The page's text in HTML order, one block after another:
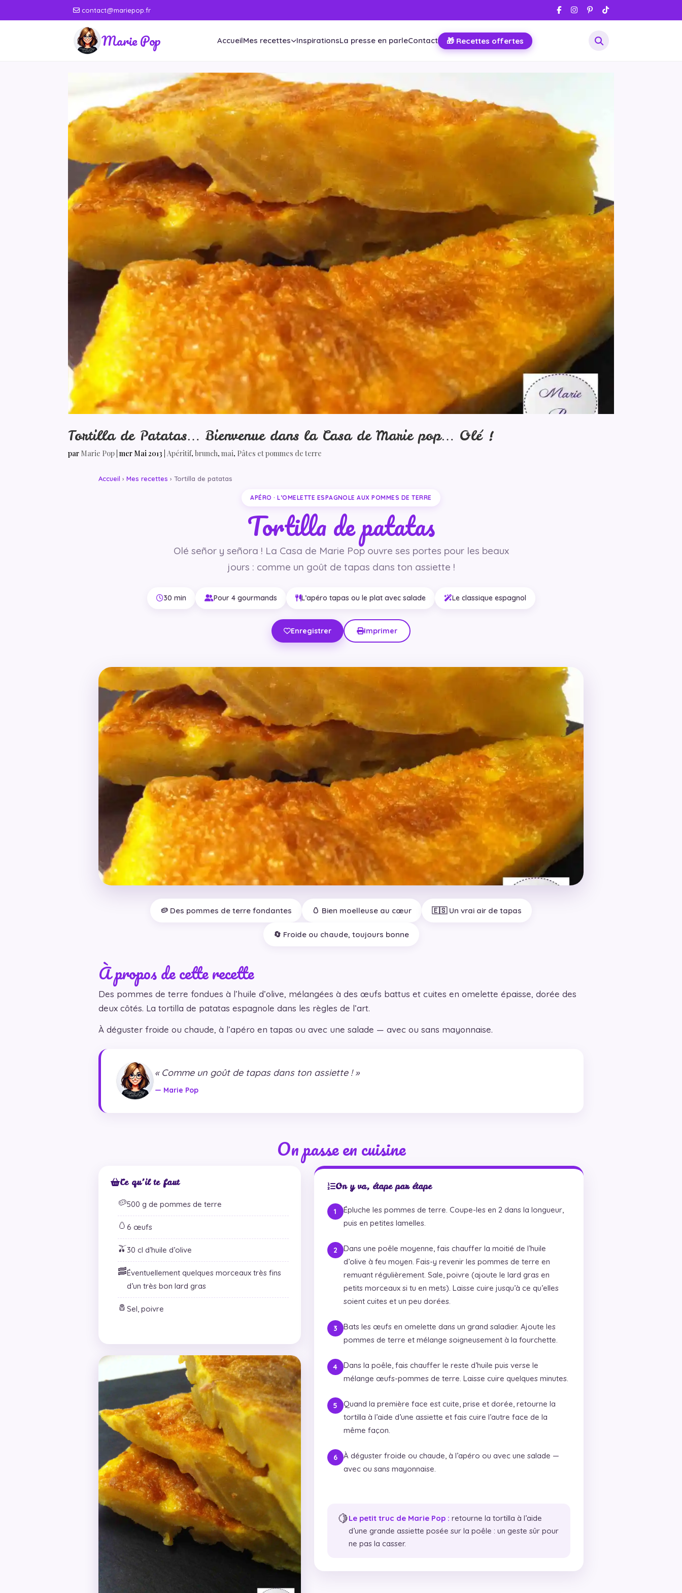
contact@mariepop.fr
Marie Pop AccueilMes recettes InspirationsLa presse en parleContact 🎁 Recettes offertes
Tortilla de Patatas… Bienvenue dans la Casa de Marie pop… Olé !
par Marie Pop |mer Mai 2013 |Apéritif,brunch,mai, Pâtes et pommes de terre
Accueil › Mes recettes › Tortilla de patatas
APÉRO · L’OMELETTE ESPAGNOLE AUX POMMES DE TERRE
Tortilla de patatas
Olé señor y señora ! La Casa de Marie Pop ouvre ses portes pour les beaux
jours : comme un goût de tapas dans ton assiette !
30 min Pour 4 gourmands L’apéro tapas ou le plat avec salade Le classique espagnol
Enregistrer Imprimer
🥔 Des pommes de terre fondantes 🥚 Bien moelleuse au cœur 🇪🇸 Un vrai air de tapas
🔄 Froide ou chaude, toujours bonne
À propos de cette recette
Des pommes de terre fondues à l’huile d’olive, mélangées à des œufs battus et cuites en omelette épaisse, dorée des
deux côtés. La tortilla de patatas espagnole dans les règles de l’art.
À déguster froide ou chaude, à l’apéro en tapas ou avec une salade — avec ou sans mayonnaise.
« Comme un goût de tapas dans ton assiette ! »
— Marie Pop
On passe en cuisine
Ce qu’il te faut
🥔500 g de pommes de terre
🥚 6 œufs
🫒30 cl d’huile d’olive
🥓Éventuellement quelques morceaux très fins
d’un très bon lard gras
🧂 Sel, poivre
On y va, étape par étape
Épluche les pommes de terre. Coupe-les en 2 dans la longueur,
puis en petites lamelles.
Dans une poêle moyenne, fais chauffer la moitié de l’huile
d’olive à feu moyen. Fais-y revenir les pommes de terre en
remuant régulièrement. Sale, poivre (ajoute le lard gras en
petits morceaux si tu en mets). Laisse cuire jusqu’à ce qu’elles
soient cuites et un peu dorées.
Bats les œufs en omelette dans un grand saladier. Ajoute les
pommes de terre et mélange soigneusement à la fourchette.
Dans la poêle, fais chauffer le reste d’huile puis verse le
mélange œufs-pommes de terre. Laisse cuire quelques minutes.
Quand la première face est cuite, prise et dorée, retourne la
tortilla à l’aide d’une assiette et fais cuire l’autre face de la
même façon.
À déguster froide ou chaude, à l’apéro ou avec une salade —
avec ou sans mayonnaise.
🍋Le petit truc de Marie Pop : retourne la tortilla à l’aide
d’une grande assiette posée sur la poêle : un geste sûr pour
ne pas la casser.